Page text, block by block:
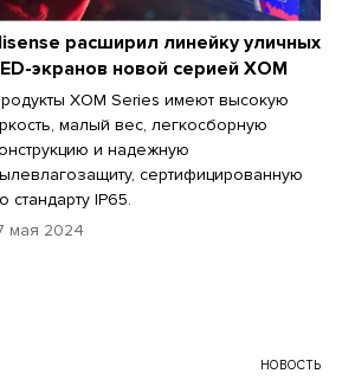
расширил линейку уличных
экранов новой серией XOM
XOM Series имеют высокую
малый вес, легкосборную
и надежную
сертифицированную
стандарту IP65.
мая 2024
НОВОСТЬ